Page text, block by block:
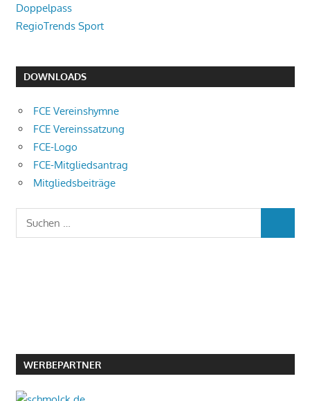
Doppelpass
RegioTrends Sport
DOWNLOADS
FCE Vereinshymne
FCE Vereinssatzung
FCE-Logo
FCE-Mitgliedsantrag
Mitgliedsbeiträge
Suchen
nach:
WERBEPARTNER